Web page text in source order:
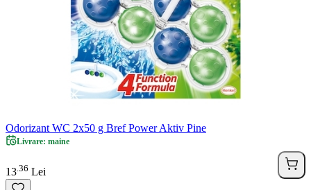
Odorizant WC 2x50 g Bref Power Aktiv Pine
Livrare: maine
13 36 Lei